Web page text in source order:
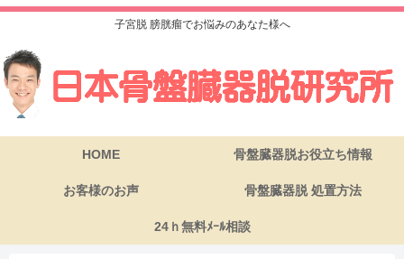
子宮脱 膀胱瘤でお悩みのあなた様へ
HOME 骨盤臓器脱お役立ち情報
お客様のお声 骨盤臓器脱 処置方法
24ｈ無料ﾒｰﾙ相談